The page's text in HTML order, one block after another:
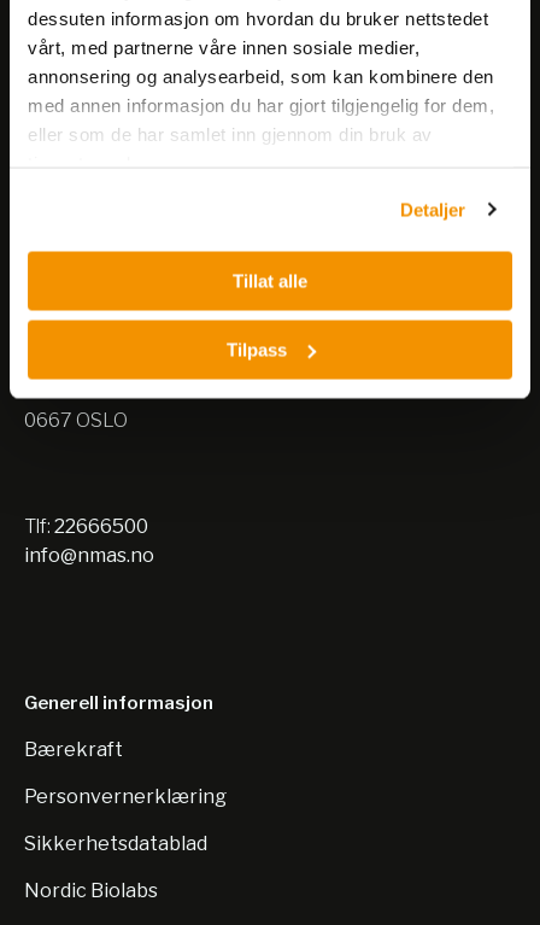
dessuten informasjon om hvordan du bruker nettstedet
vårt, med partnerne våre innen sosiale medier,
annonsering og analysearbeid, som kan kombinere den
med annen informasjon du har gjort tilgjengelig for dem,
eller som de har samlet inn gjennom din bruk av
Detaljer
Tillat alle
Tilpass
Meld på nyhetsbrev
Nils Hansens vei 8
0667 OSLO
Tlf: 22666500
info@nmas.no
Generell informasjon
Bærekraft
Personvernerklæring
Sikkerhetsdatablad
Nordic Biolabs